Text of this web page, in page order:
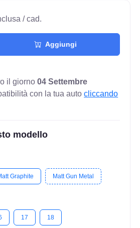
/ cad.
Aggiungi
il giorno04 Settembre
con la tua autocliccando
modello
Graphite Matt Gun Metal
17 18